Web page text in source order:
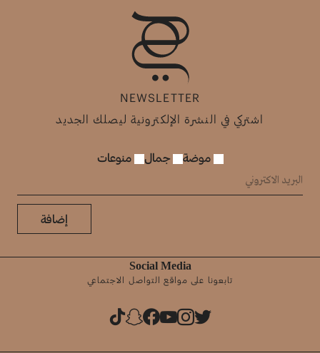
NEWSLETTER
اشتركي في النشرة الإلكترونية ليصلك الجديد
موضة جمال منوعات
إضافة
Social Media
تابعونا على مواقع التواصل الاجتماعي